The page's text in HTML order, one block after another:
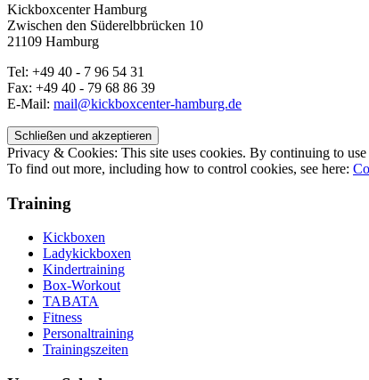
Kickboxcenter Hamburg
Zwischen den Süderelbbrücken 10
21109 Hamburg
Tel: +49 40 - 7 96 54 31
Fax: +49 40 - 79 68 86 39
E-Mail: mail@kickboxcenter-hamburg.de
Privacy & Cookies: This site uses cookies. By continuing to
To find out more, including how to control cookies, see here:
Training
Kickboxen
Ladykickboxen
Kindertraining
Box-Workout
TABATA
Fitness
Personaltraining
Trainingszeiten